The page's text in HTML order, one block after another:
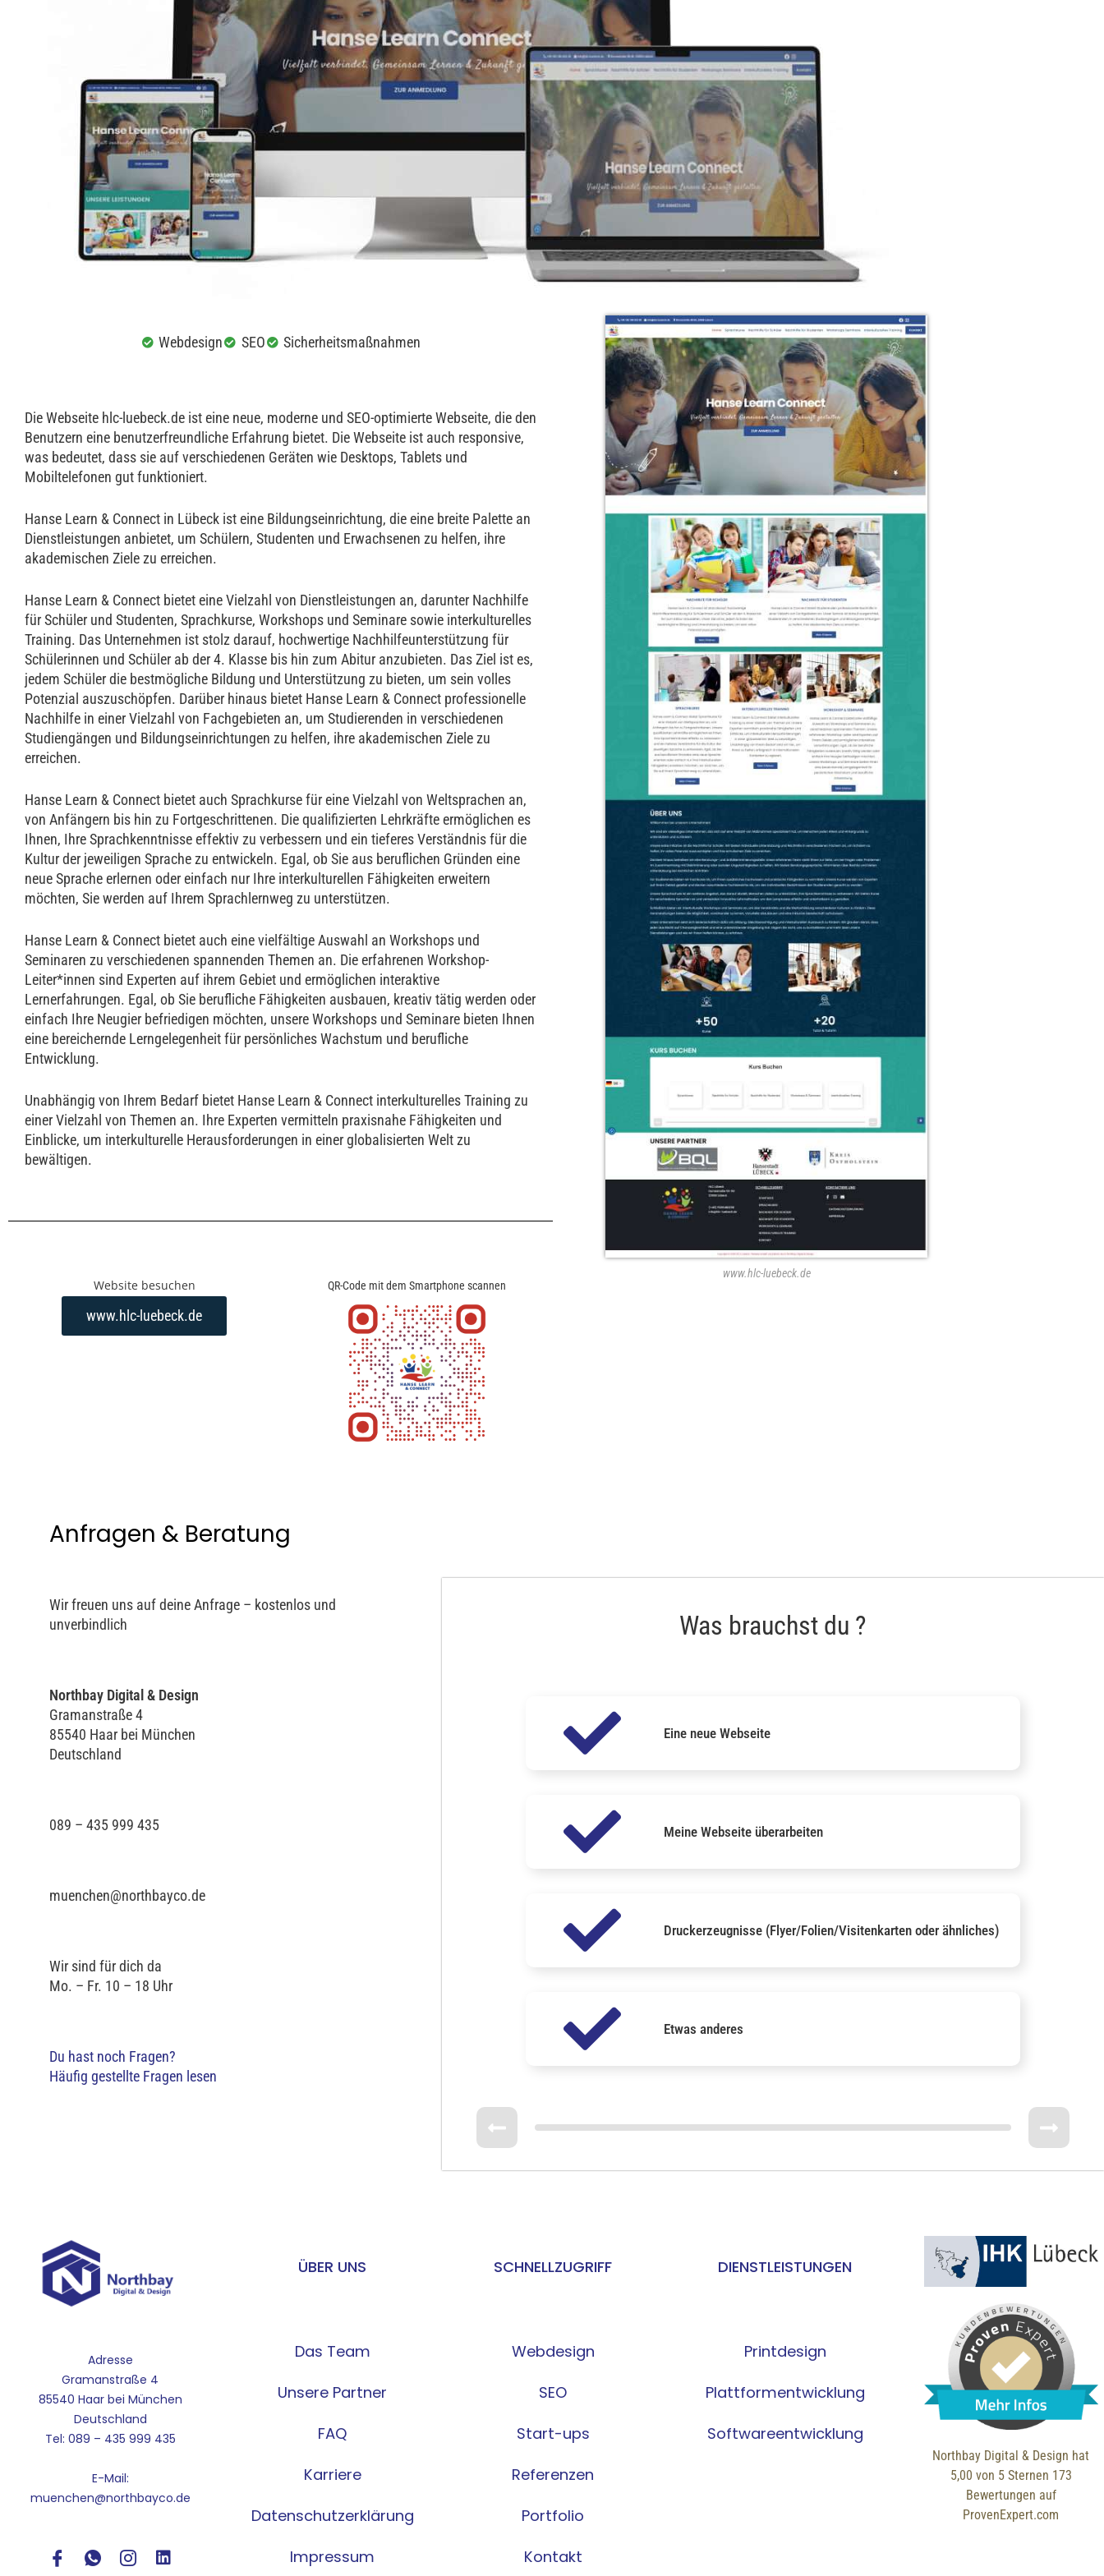
Webdesign SEO Sicherheitsmaßnahmen
Die Webseite hlc-luebeck.de ist eine neue, moderne und SEO-optimierte Webseite, die den
Benutzern eine benutzerfreundliche Erfahrung bietet. Die Webseite ist auch responsive,
was bedeutet, dass sie auf verschiedenen Geräten wie Desktops, Tablets und
Mobiltelefonen gut funktioniert.
Hanse Learn & Connect in Lübeck ist eine Bildungseinrichtung, die eine breite Palette an
Dienstleistungen anbietet, um Schülern, Studenten und Erwachsenen zu helfen, ihre
akademischen Ziele zu erreichen.
Hanse Learn & Connect bietet eine Vielzahl von Dienstleistungen an, darunter Nachhilfe
für Schüler und Studenten, Sprachkurse, Workshops und Seminare sowie interkulturelles
Training. Das Unternehmen ist stolz darauf, hochwertige Nachhilfeunterstützung für
Schülerinnen und Schüler ab der 4. Klasse bis hin zum Abitur anzubieten. Das Ziel ist es,
jedem Schüler die bestmögliche Bildung und Unterstützung zu bieten, um sein volles
Potenzial auszuschöpfen. Darüber hinaus bietet Hanse Learn & Connect professionelle
Nachhilfe in einer Vielzahl von Fachgebieten an, um Studierenden in verschiedenen
Studiengängen und Bildungseinrichtungen zu helfen, ihre akademischen Ziele zu
erreichen.
Hanse Learn & Connect bietet auch Sprachkurse für eine Vielzahl von Weltsprachen an,
von Anfängern bis hin zu Fortgeschrittenen. Die qualifizierten Lehrkräfte ermöglichen es
Ihnen, Ihre Sprachkenntnisse effektiv zu verbessern und ein tieferes Verständnis für die
Kultur der jeweiligen Sprache zu entwickeln. Egal, ob Sie aus beruflichen Gründen eine
neue Sprache erlernen oder einfach nur Ihre interkulturellen Fähigkeiten erweitern
möchten, Sie werden auf Ihrem Sprachlernweg zu unterstützen.
Hanse Learn & Connect bietet auch eine vielfältige Auswahl an Workshops und
Seminaren zu verschiedenen spannenden Themen an. Die erfahrenen Workshop-
Leiter*innen sind Experten auf ihrem Gebiet und ermöglichen interaktive
Lernerfahrungen. Egal, ob Sie berufliche Fähigkeiten ausbauen, kreativ tätig werden oder
einfach Ihre Neugier befriedigen möchten, unsere Workshops und Seminare bieten Ihnen
eine bereichernde Lerngelegenheit für persönliches Wachstum und berufliche
Entwicklung.
Unabhängig von Ihrem Bedarf bietet Hanse Learn & Connect interkulturelles Training zu
einer Vielzahl von Themen an. Ihre Experten vermitteln praxisnahe Fähigkeiten und
Einblicke, um interkulturelle Herausforderungen in einer globalisierten Welt zu
bewältigen.
Website besuchen
www.hlc-luebeck.de
QR-Code mit dem Smartphone scannen
www.hlc-luebeck.de
Anfragen & Beratung
Wir freuen uns auf deine Anfrage – kostenlos und
unverbindlich
Northbay Digital & Design
Gramanstraße 4
85540 Haar bei München
Deutschland
089 – 435 999 435
muenchen@northbayco.de
Wir sind für dich da
Mo. – Fr. 10 – 18 Uhr
Du hast noch Fragen?
Häufig gestellte Fragen lesen
Was brauchst du ?
Eine neue Webseite
Meine Webseite überarbeiten
Druckerzeugnisse (Flyer/Folien/Visitenkarten oder ähnliches)
Etwas anderes
Adresse
Gramanstraße 4
85540 Haar bei München
Deutschland
Tel: 089 – 435 999 435
E-Mail:
muenchen@northbayco.de
ÜBER UNS
Das Team
Unsere Partner
FAQ
Karriere
Datenschutzerklärung
Impressum
SCHNELLZUGRIFF
Webdesign
SEO
Start-ups
Referenzen
Portfolio
Kontakt
DIENSTLEISTUNGEN
Printdesign
Plattformentwicklung
Softwareentwicklung
Northbay Digital & Design hat
5,00 von 5Sternen 173
Bewertungen auf
ProvenExpert.com